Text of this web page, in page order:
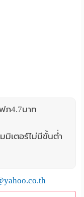
ภ4.7บาท
มิเตอร์ไม่มีขั้นต่ำ